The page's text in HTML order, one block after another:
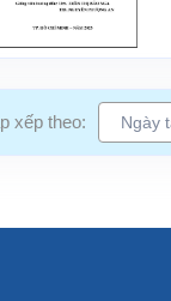
xếp theo: